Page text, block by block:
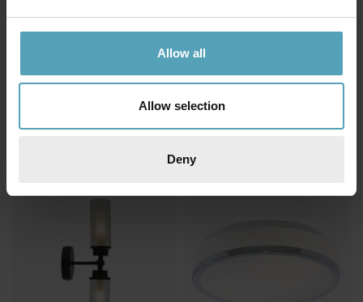
Allow all
Allow selection
Deny
Imperial 22cm badrumslampa Imperial 37cm badrumslampa
Rek. 849 kr